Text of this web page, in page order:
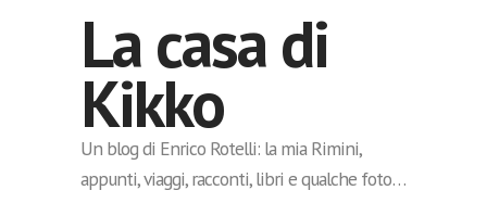
La casa di
Kikko
Un blog di Enrico Rotelli: la mia Rimini,
appunti, viaggi, racconti, libri e qualche foto…